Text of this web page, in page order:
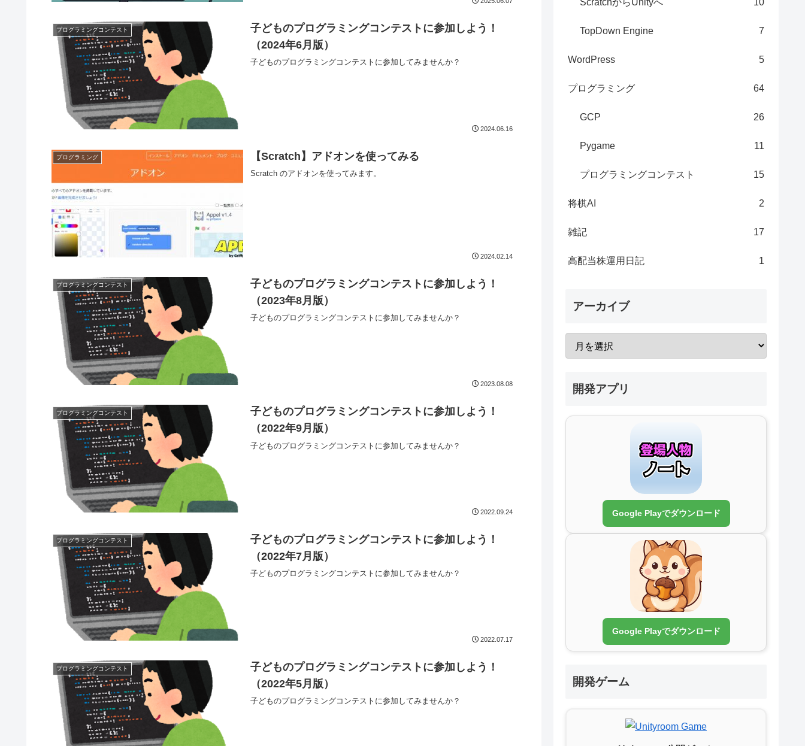
プログラミングコンテスト
子どものプログラミングコンテストに参加しよう！
（2024年6月版）
子どものプログラミングコンテストに参加してみませんか？
2024.06.16
プログラミング 【Scratch】アドオンを使ってみる
Scratch のアドオンを使ってみます。
2024.02.14
プログラミングコンテスト
子どものプログラミングコンテストに参加しよう！
（2023年8月版）
子どものプログラミングコンテストに参加してみませんか？
2023.08.08
プログラミングコンテスト
子どものプログラミングコンテストに参加しよう！
（2022年9月版）
子どものプログラミングコンテストに参加してみませんか？
2022.09.24
プログラミングコンテスト
子どものプログラミングコンテストに参加しよう！
（2022年7月版）
子どものプログラミングコンテストに参加してみませんか？
2022.07.17
プログラミングコンテスト
子どものプログラミングコンテストに参加しよう！
（2022年5月版）
子どものプログラミングコンテストに参加してみませんか？
ScratchからUnityへ 10
TopDown Engine 7
WordPress 5
プログラミング 64
GCP 26
Pygame 11
プログラミングコンテスト 15
将棋AI 2
雑記 17
高配当株運用日記 1
アーカイブ
開発アプリ
Google Playでダウンロード
Google Playでダウンロード
開発ゲーム